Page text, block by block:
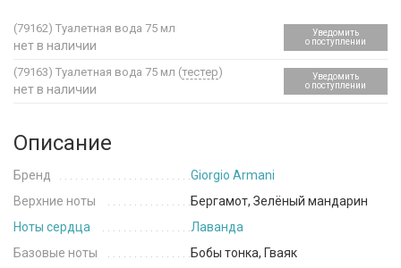
(79162) Туалетная вода 75 мл
нет в наличии
Уведомить
о поступлении
(79163) Туалетная вода 75 мл (тестер)
нет в наличии
Уведомить
о поступлении
Описание
Бренд
Giorgio Armani
Верхние ноты
Бергамот, Зелёный мандарин
Ноты сердца
Лаванда
Базовые ноты
Бобы тонка, Гваяк